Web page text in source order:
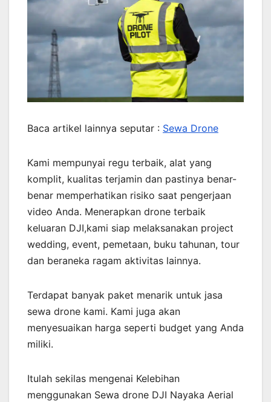
Baca artikel lainnya seputar : Sewa Drone
Kami mempunyai regu terbaik, alat yang
komplit, kualitas terjamin dan pastinya benar-
benar memperhatikan risiko saat pengerjaan
video Anda. Menerapkan drone terbaik
keluaran DJI,kami siap melaksanakan project
wedding, event, pemetaan, buku tahunan, tour
dan beraneka ragam aktivitas lainnya.
Terdapat banyak paket menarik untuk jasa
sewa drone kami. Kami juga akan
menyesuaikan harga seperti budget yang Anda
miliki.
Itulah sekilas mengenai Kelebihan
menggunakan Sewa drone DJI Nayaka Aerial